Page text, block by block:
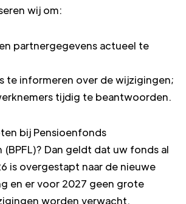
wij om:
partnergegevens actueel te
te informeren over de wijzigingen;
tijdig te beantwoorden.
bij Pensioenfonds
(BPFL)? Dan geldt dat uw fonds al
is overgestapt naar de nieuwe
en er voor 2027 geen grote
worden verwacht.